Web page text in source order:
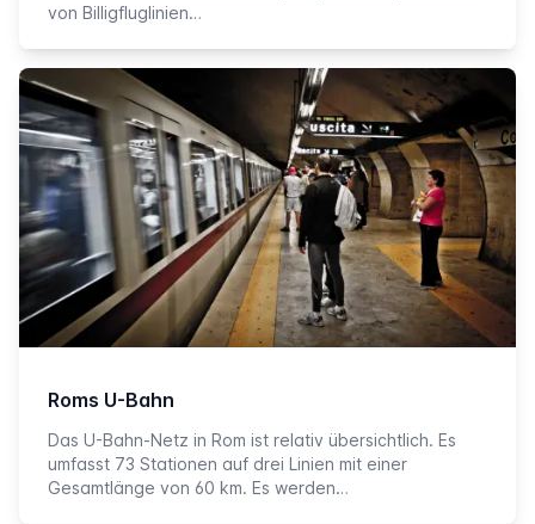
von Billigfluglinien…
Roms U-Bahn
Das U-Bahn-Netz in Rom ist relativ übersichtlich. Es
umfasst 73 Stationen auf drei Linien mit einer
Gesamtlänge von 60 km. Es werden…